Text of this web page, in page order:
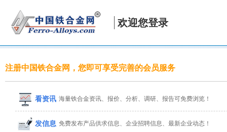
欢迎您登录
注册中国铁合金网，您即可享受完善的会员服务
看资讯 海量铁合金资讯、报价、分析、调研、报告可免费浏览！
发信息 免费发布产品供求信息、企业招聘信息、最新企业动态！